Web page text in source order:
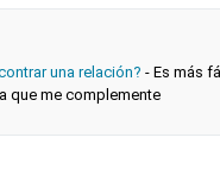
una relación? - Es más
que me complemente